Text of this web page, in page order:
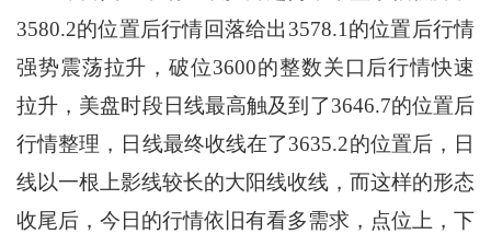
3580.2的位置后行情回落给出3578.1的位置后行情
强势震荡拉升，破位3600的整数关口后行情快速
拉升，美盘时段日线最高触及到了3646.7的位置后
行情整理，日线最终收线在了3635.2的位置后，日
线以一根上影线较长的大阳线收线，而这样的形态
收尾后，今日的行情依旧有看多需求，点位上，下